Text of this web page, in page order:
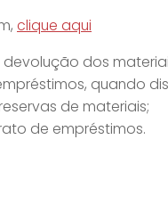
clique aqui
dos
quando
de materiais;
de empréstimos.